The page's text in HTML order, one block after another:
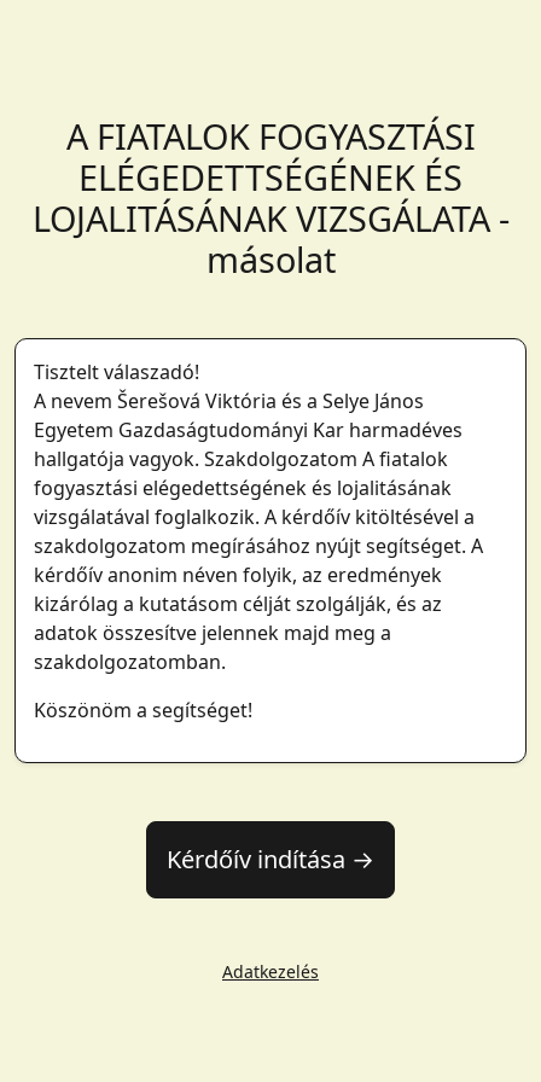
A FIATALOK FOGYASZTÁSI
ELÉGEDETTSÉGÉNEK ÉS
LOJALITÁSÁNAK VIZSGÁLATA -
másolat
Tisztelt válaszadó!
A nevem Šerešová Viktória és a Selye János
Egyetem Gazdaságtudományi Kar harmadéves
hallgatója vagyok. Szakdolgozatom A fiatalok
fogyasztási elégedettségének és lojalitásának
vizsgálatával foglalkozik. A kérdőív kitöltésével a
szakdolgozatom megírásához nyújt segítséget. A
kérdőív anonim néven folyik, az eredmények
kizárólag a kutatásom célját szolgálják, és az
adatok összesítve jelennek majd meg a
szakdolgozatomban.
Köszönöm a segítséget!
Kérdőív indítása →
Adatkezelés